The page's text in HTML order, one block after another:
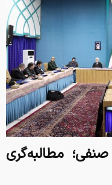
مطالبه‌گری